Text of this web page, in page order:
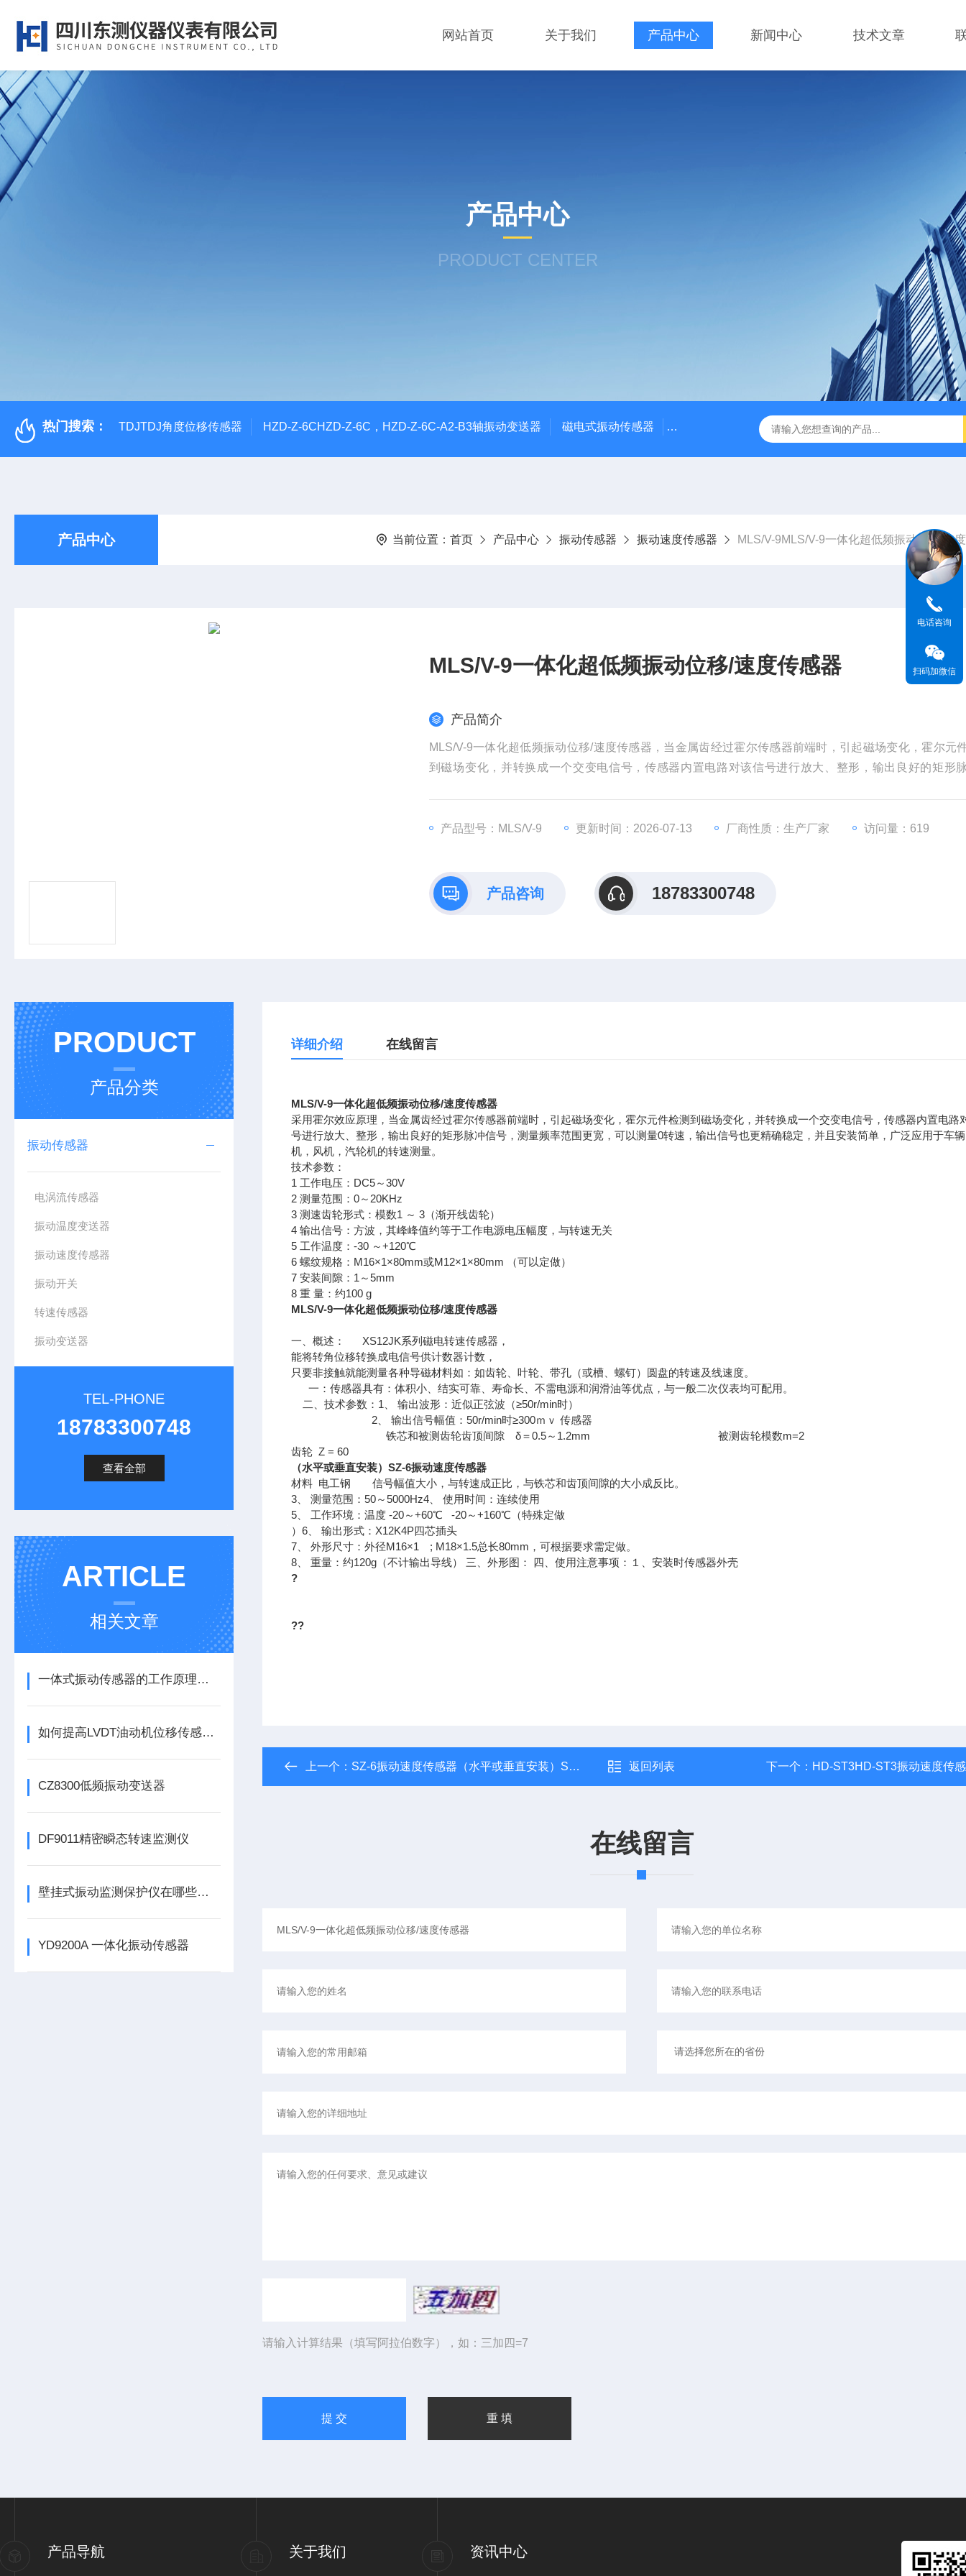
网站首页 关于我们 产品中心 新闻中心 技术文章
产品中心
PRODUCT CENTER
热门搜索： TDJTDJ角度位移传感器 HZD-Z-6CHZD-Z-6C，HZD-Z-6C-A2-B3轴振动变送器 磁电式振动传感器 NE3100电涡流位移传感器 三轴振动传感器 加速度
产品中心 当前位置： 首页 产品中心 振动传感器 振动速度传感器 MLS/V-9MLS/V-9一体化超低频振动位移/速
MLS/V-9一体化超低频振动位移/速度传感器
产品简介
MLS/V-9一体化超低频振动位移/速度传感器，当金属齿经过霍尔传感器前端时，引起磁场变化，霍尔元
到磁场变化，并转换成一个交变电信号，传感器内置电路对该信号进行放大、整形，输出良好的矩形
产品型号：MLS/V-9
更新时间：2026-07-13 厂商性质：生产厂家 访问量：619
产品咨询 18783300748
PRODUCT
产品分类
振动传感器
电涡流传感器
振动温度变送器
振动速度传感器
振动开关
转速传感器
振动变送器
TEL-PHONE
18783300748
查看全部
ARTICLE
相关文章
一体式振动传感器的工作原理是什么？
如何提高LVDT油动机位移传感器的精度？
CZ8300低频振动变送器
DF9011精密瞬态转速监测仪
壁挂式振动监测保护仪在哪些领域有广泛应用？
YD9200A 一体化振动传感器
详细介绍 在线留言
MLS/V-9一体化超低频振动位移/速度传感器
采用霍尔效应原理，当金属齿经过霍尔传感器前端时，引起磁场变化，霍尔元件检测到磁场变化，并转换成一个交变电信号，传感器内置电路
号进行放大、整形，输出良好的矩形脉冲信号，测量频率范围更宽，可以测量0转速，输出信号也更精确稳定，并且安装简单，广泛应用于车
机，风机，汽轮机的转速测量。
技术参数：
1 工作电压：DC5～30V
2 测量范围：0～20KHz
3 测速齿轮形式：模数1 ～ 3（渐开线齿轮）
4 输出信号：方波，其峰峰值约等于工作电源电压幅度，与转速无关
5 工作温度：-30 ～+120℃
6 螺纹规格：M16×1×80mm或M12×1×80mm （可以定做）
7 安装间隙：1～5mm
8 重 量：约100 g
MLS/V-9一体化超低频振动位移/速度传感器
一、概述： XS12JK系列磁电转速传感器，
能将转角位移转换成电信号供计数器计数，
只要非接触就能测量各种导磁材料如：如齿轮、叶轮、带孔（或槽、螺钉）圆盘的转速及线速度。
一：传感器具有：体积小、结实可靠、寿命长、不需电源和润滑油等优点，与一般二次仪表均可配用。
二、技术参数：1、 输出波形：近似正弦波（≥50r/min时）
2、 输出信号幅值：50r/min时≥300ｍｖ 传感器
铁芯和被测齿轮齿顶间隙 δ＝0.5～1.2mm 被测齿轮模数m=2
齿轮 Z = 60
（水平或垂直安装）SZ-6振动速度传感器
材料 电工钢 信号幅值大小，与转速成正比，与铁芯和齿顶间隙的大小成反比。
3、 测量范围：50～5000Hz4、 使用时间：连续使用
5、 工作环境：温度 -20～+60℃ -20～+160℃（特殊定做
）6、 输出形式：X12K4P四芯插头
7、 外形尺寸：外径M16×1 ; M18×1.5总长80mm，可根据要求需定做。
8、 重量：约120g（不计输出导线） 三、外形图：
四、使用注意事项：１、安装时传感器外壳
?
??
上一个： SZ-6振动速度传感器（水平或垂直安装）SZ-6振动速度传感器 返回列表 下一个： HD-ST3HD-ST3振动速度传
在线留言
请输入计算结果（填写阿拉伯数字），如：三加四=7
产品导航 关于我们 资讯中心
电话咨询
扫码加微信